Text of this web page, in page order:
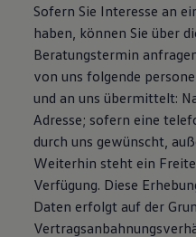
Sofern Sie Interesse an
haben, können Sie über
Beratungstermin
von uns folgende
und an uns übermittelt:
Adresse; sofern eine
durch uns gewünscht,
Weiterhin steht ein
Verfügung. Diese
Daten erfolgt auf der